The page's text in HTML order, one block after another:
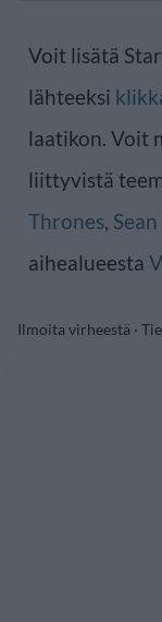
Voit lisätä
lähteeksi
laatikon. Voit
liittyvistä
Thrones,
aihealueesta
Ilmoita virheestä ·